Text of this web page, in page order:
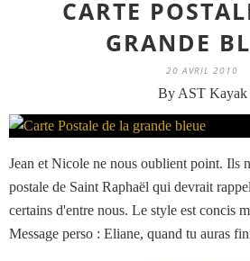
CARTE
GRANDE
20 AVRIL 2010
By AST Kayak
Jean et Nicole ne nous oublient point. Ils
postale de Saint Raphaël qui devrait
certains d'entre nous. Le style est concis
Message perso : Eliane, quand tu auras